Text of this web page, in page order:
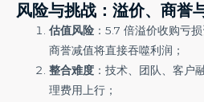
风险与挑战：溢价、商誉
估值风险 ：5.7 倍溢价收购亏
商誉减值将直接吞噬利润；
整合难度 ：技术、团队、客户
理费用上行；